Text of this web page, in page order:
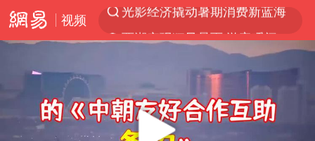
视频
西湖突现狂风暴雨 游客瞬间被浇透
视频丨中国东方电气集团原党组副书记、董事宋致远被查
杭州全市有序停课
直击东北超：哈尔滨vs通辽